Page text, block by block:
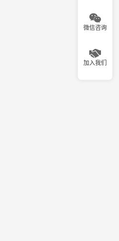
微信咨询
加入我们